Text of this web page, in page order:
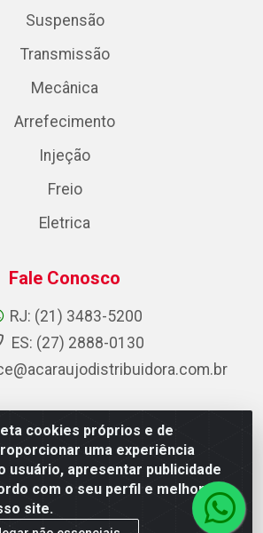
cookies próprios e de
uma experiência
usuário, apresentar publicidade
com o seu perfil e melhorar a
site.
Suspensão
Transmissão
Mecânica
Arrefecimento
Injeção
Freio
Eletrica
Fale Conosco
RJ: (21) 3483-5200
ES: (27) 2888-0130
- Rua Carneiro de Campos, 42 -
Rio de Janeiro/RJ - CEP 20.920-410 -
08.744.753/0003-85